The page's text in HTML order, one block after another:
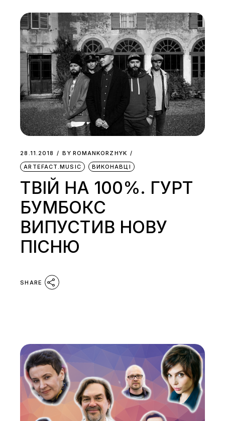
28.11.2018 BY ROMANKORZHYK
ARTEFACT.MUSIC
ВИКОНАВЦІ
ТВIЙ НА 100%. ГУРТ
БУМБОКС
ВИПУСТИВ НОВУ
ПІСНЮ
SHARE